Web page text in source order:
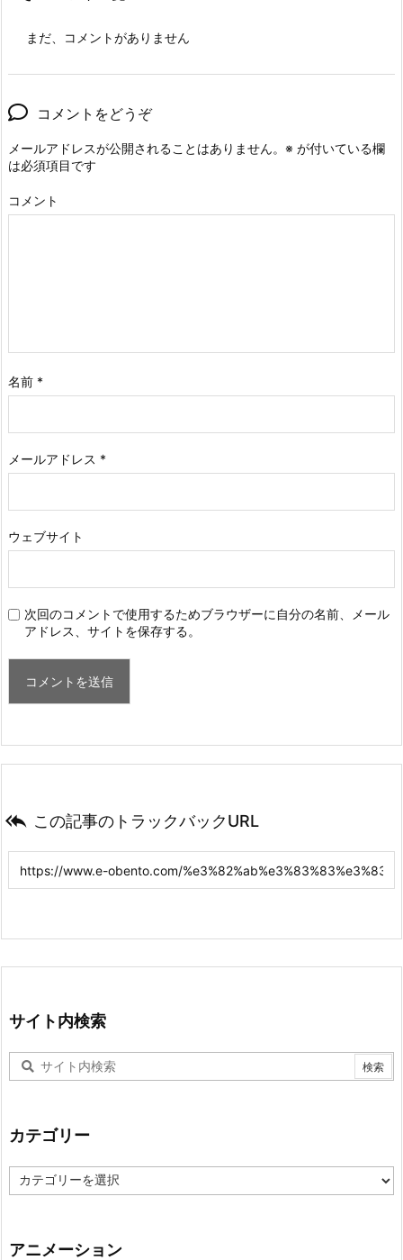
まだ、コメントがありません
コメントをどうぞ
メールアドレスが公開されることはありません。 ※ が付いている欄
は必須項目です
コメント
名前 *
メールアドレス *
ウェブサイト
次回のコメントで使用するためブラウザーに自分の名前、メール
アドレス、サイトを保存する。
 この記事のトラックバックURL
サイト内検索
カテゴリー
テ
ー
アニメーション